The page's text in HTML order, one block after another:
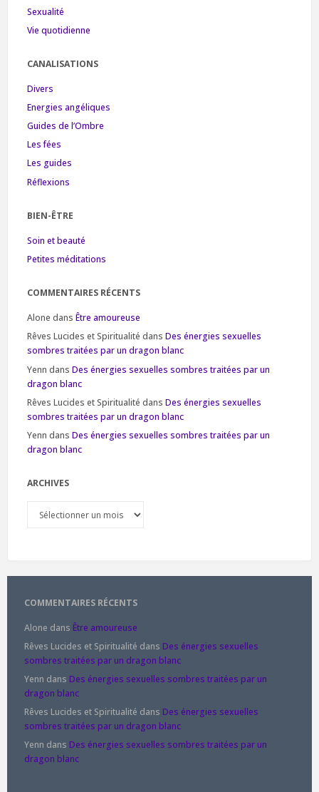
Sexualité
Vie quotidienne
CANALISATIONS
Divers
Energies angéliques
Guides de l’Ombre
Les fées
Les guides
Réflexions
BIEN-ÊTRE
Soin et beauté
Petites méditations
COMMENTAIRES RÉCENTS
Alone dans Être amoureuse
Rêves Lucides et Spiritualité dans Des énergies sexuelles
sombres traitées par un dragon blanc
Yenn dans Des énergies sexuelles sombres traitées par un
dragon blanc
Rêves Lucides et Spiritualité dans Des énergies sexuelles
sombres traitées par un dragon blanc
Yenn dans Des énergies sexuelles sombres traitées par un
dragon blanc
ARCHIVES
COMMENTAIRES RÉCENTS
Alone dans Être amoureuse
Rêves Lucides et Spiritualité dans Des énergies sexuelles
sombres traitées par un dragon blanc
Yenn dans Des énergies sexuelles sombres traitées par un
dragon blanc
Rêves Lucides et Spiritualité dans Des énergies sexuelles
sombres traitées par un dragon blanc
Yenn dans Des énergies sexuelles sombres traitées par un
dragon blanc